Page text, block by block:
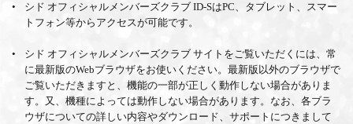
PROFILE
BIOGRAPHY
シド オフィシャルメンバーズクラブ ID-SはPC、タブレット、スマー
トフォン等からアクセスが可能です。
シド オフィシャルメンバーズクラブ サイトをご覧いただくには、常
に最新版のWebブラウザをお使いください。最新版以外のブラウザで
ご覧いただきますと、機能の一部が正しく動作しない場合がありま
す。又、機種によっては動作しない場合があります。なお、各ブラ
ウザについての詳しい内容やダウンロード、サポートにつきまして